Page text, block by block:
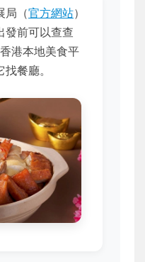
局（官方網站）
發前可以查查
港本地美食平
餐廳。